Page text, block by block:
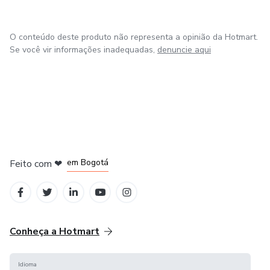
O conteúdo deste produto não representa a opinião da Hotmart.
Se você vir informações inadequadas, denuncie aqui
Feito com ❤ em Bogotá
Conheça a Hotmart
Idioma